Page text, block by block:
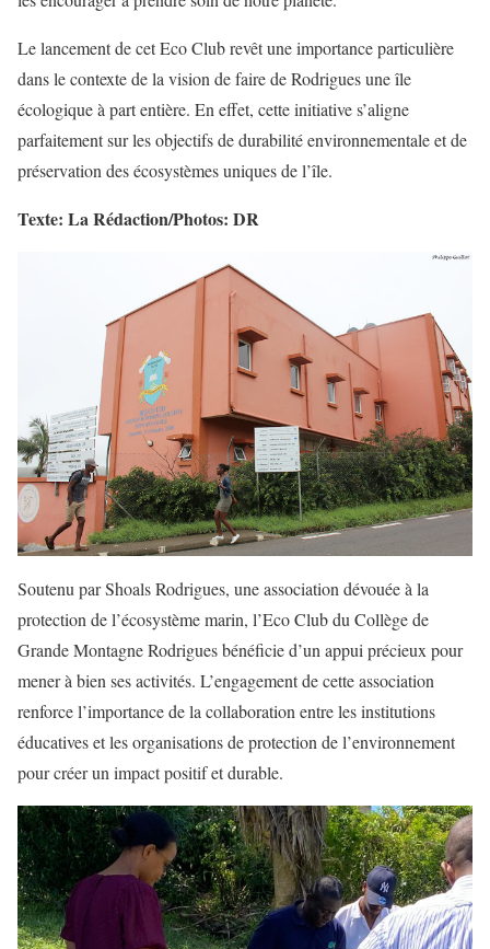
Le lancement de cet Eco Club revêt une importance particulière
dans le contexte de la vision de faire de Rodrigues une île
écologique à part entière. En effet, cette initiative s’aligne
parfaitement sur les objectifs de durabilité environnementale et de
préservation des écosystèmes uniques de l’île.
Texte: La Rédaction/Photos: DR
Soutenu par Shoals Rodrigues, une association dévouée à la
protection de l’écosystème marin, l’Eco Club du Collège de
Grande Montagne Rodrigues bénéficie d’un appui précieux pour
mener à bien ses activités. L’engagement de cette association
renforce l’importance de la collaboration entre les institutions
éducatives et les organisations de protection de l’environnement
pour créer un impact positif et durable.